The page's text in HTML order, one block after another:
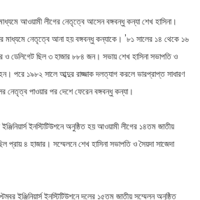
আওয়ামী লীগের নেতৃত্বে আসেন বঙ্গবন্ধু কন্যা শেখ হাসিনা।
মাধ্যমে নেতৃত্বে আনা হয় বঙ্গবন্ধু কন্যাকে। ’৮১ সালের ১৪ থেকে ১৬
ও ডেলিগেট ছিল ৩ হাজার ৮৮৪ জন। সভায় শেখ হাসিনা সভাপতি ও
হন। পরে ১৯৮২ সালে আব্দুর রাজ্জাক দলত্যাগ করলে ভারপ্রাপ্ত সাধারণ
নেতৃত্ব পাওয়ার পর দেশে ফেরেন বঙ্গবন্ধু কন্যা।
ইনস্টিটিউশনে অনুষ্ঠিত হয় আওয়ামী লীগের ১৪তম জাতীয়
প্রায় ৪ হাজার। সম্মেলনে শেখ হাসিনা সভাপতি ও সৈয়দা সাজেদা
ইঞ্জিনিয়ার্স ইনস্টিটিউশনে দলের ১৫তম জাতীয় সম্মেলন অনুষ্ঠিত